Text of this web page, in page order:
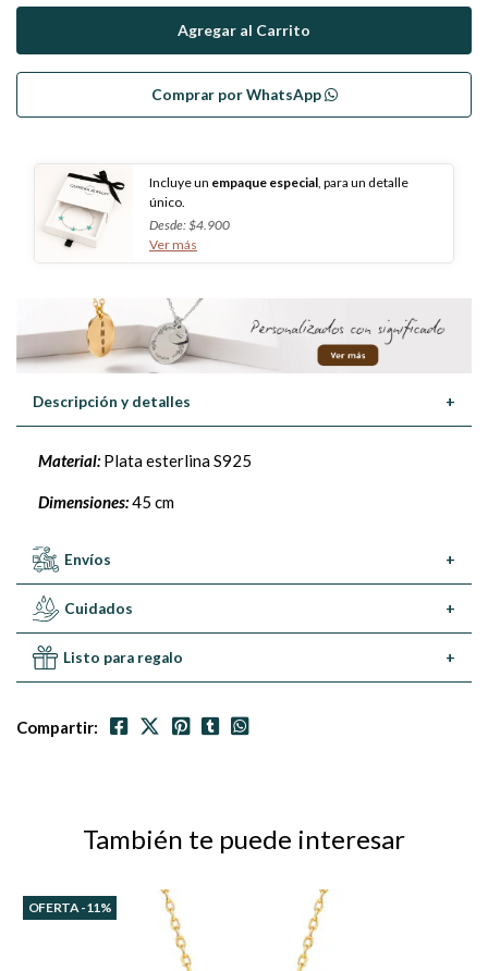
Comprar por WhatsApp
Incluye un empaque especial , para un detalle
único.
Desde: $4.900
Ver más
Descripción y detalles +
Material:Plata esterlina S925
Dimensiones:45 cm
Envíos +
Cuidados +
Listo para regalo +
Compartir:
También te puede interesar
OFERTA -11%